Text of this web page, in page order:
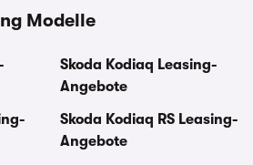
Modelle
Skoda Kodiaq Leasing-
Angebote
Skoda Kodiaq RS Leasing-
Angebote